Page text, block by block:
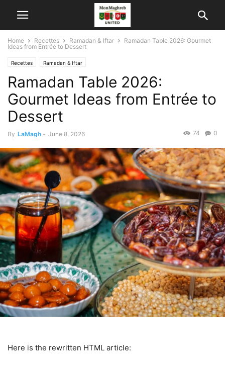
Home Recettes Ramadan & Iftar
Ramadan Table 2026: Gourmet
Ideas from Entrée to Dessert
Recettes Ramadan & Iftar
Ramadan Table 2026:
Gourmet Ideas from Entrée to
Dessert
By LaMagh - June 8, 2026 0
74
Here is the rewritten HTML article: